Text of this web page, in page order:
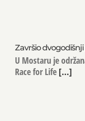
Završio
U Mostaru je
Race for Life [...]